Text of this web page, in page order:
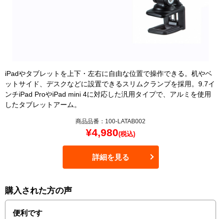
iPadやタブレットを上下・左右に自由な位置で操作できる。机やベ
ットサイド、デスクなどに設置できるスリムクランプを採用。9.7イ
ンチiPad ProやiPad mini 4に対応した汎用タイプで、アルミを使用
したタブレットアーム。
商品品番：100-LATAB002
¥4,980(税込)
詳細を見る
購入された方の声
便利です